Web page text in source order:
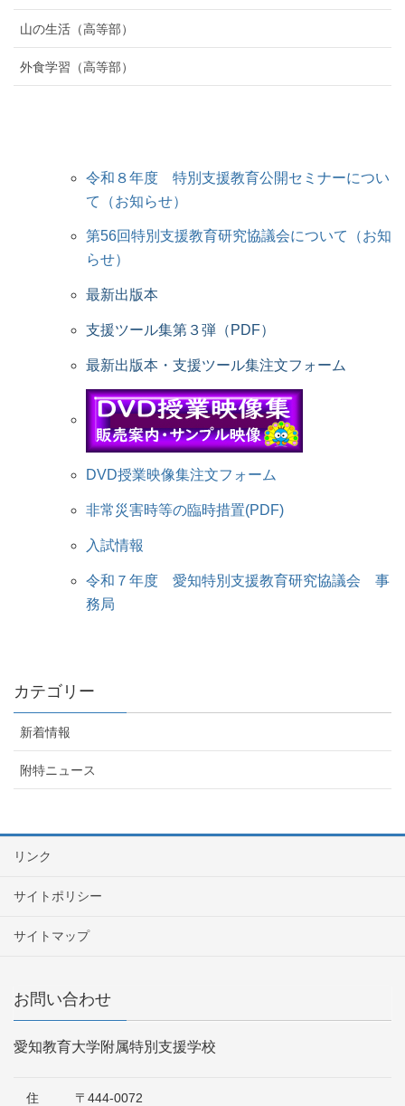
山の生活（高等部）
外食学習（高等部）
令和８年度 特別支援教育公開セミナーについ
て（お知らせ）
第56回特別支援教育研究協議会について（お知
らせ）
最新出版本
支援ツール集第３弾（PDF）
最新出版本・支援ツール集注文フォーム
DVD授業映像集注文フォーム
非常災害時等の臨時措置(PDF)
入試情報
令和７年度 愛知特別支援教育研究協議会 事
務局
カテゴリー
新着情報
附特ニュース
リンク
サイトポリシー
サイトマップ
お問い合わせ
愛知教育大学附属特別支援学校
住 〒444-0072